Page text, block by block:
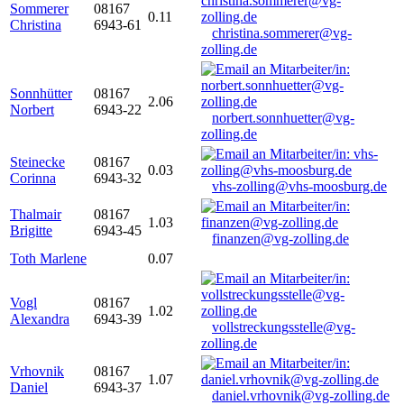
Sommerer
Christina
08167
6943-61
0.11
christina.sommerer@vg-
zolling.de
Sonnhütter
Norbert
08167
6943-22
2.06
norbert.sonnhuetter@vg-
zolling.de
Steinecke
Corinna
08167
6943-32
0.03
vhs-zolling@vhs-moosburg.de
Thalmair
Brigitte
08167
6943-45
1.03
finanzen@vg-zolling.de
Toth Marlene
0.07
Vogl
Alexandra
08167
6943-39
1.02
vollstreckungsstelle@vg-
zolling.de
Vrhovnik
Daniel
08167
6943-37
1.07
daniel.vrhovnik@vg-zolling.de